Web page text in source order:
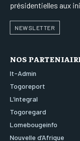
présidentielles aux
NEWSLETTER
NOS
It-Admin
Togoreport
L’integral
Togoregard
Lomebougeinfo
Nouvelle d’Afrique